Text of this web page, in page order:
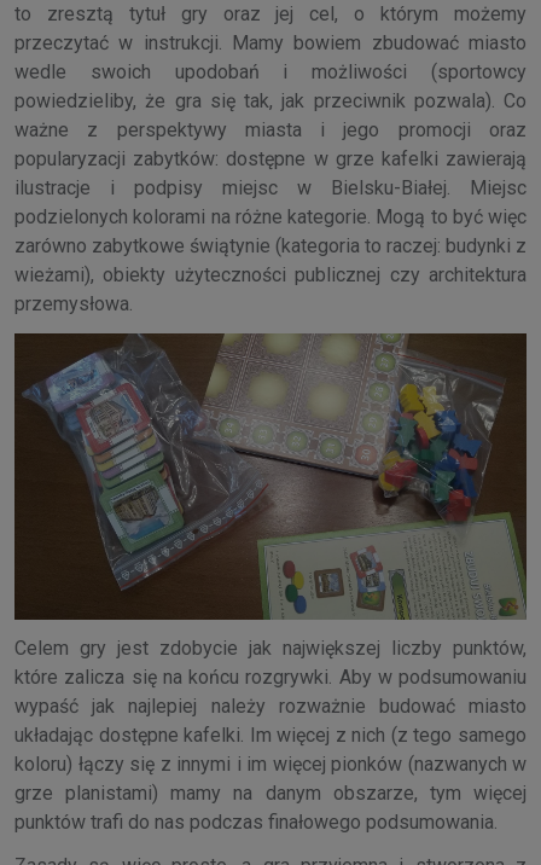
to zresztą tytuł gry oraz jej cel, o którym możemy
przeczytać w instrukcji. Mamy bowiem zbudować miasto
wedle swoich upodobań i możliwości (sportowcy
powiedzieliby, że gra się tak, jak przeciwnik pozwala). Co
ważne z perspektywy miasta i jego promocji oraz
popularyzacji zabytków: dostępne w grze kafelki zawierają
ilustracje i podpisy miejsc w Bielsku-Białej. Miejsc
podzielonych kolorami na różne kategorie. Mogą to być więc
zarówno zabytkowe świątynie (kategoria to raczej: budynki z
wieżami), obiekty użyteczności publicznej czy architektura
przemysłowa.
Celem gry jest zdobycie jak największej liczby punktów,
które zalicza się na końcu rozgrywki. Aby w podsumowaniu
wypaść jak najlepiej należy rozważnie budować miasto
układając dostępne kafelki. Im więcej z nich (z tego samego
koloru) łączy się z innymi i im więcej pionków (nazwanych w
grze planistami) mamy na danym obszarze, tym więcej
punktów trafi do nas podczas finałowego podsumowania.